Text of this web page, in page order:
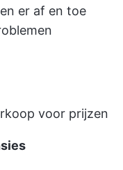
er af en toe
voor prijzen